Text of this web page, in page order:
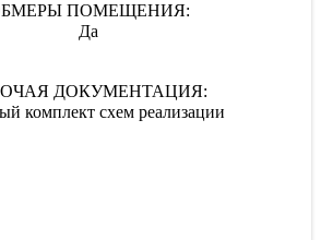
ПОМЕЩЕНИЯ:
Да
ДОКУМЕНТАЦИЯ:
комплект схем реализации